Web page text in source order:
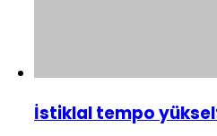
İstiklal tempo